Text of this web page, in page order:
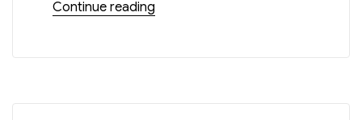
Continue reading